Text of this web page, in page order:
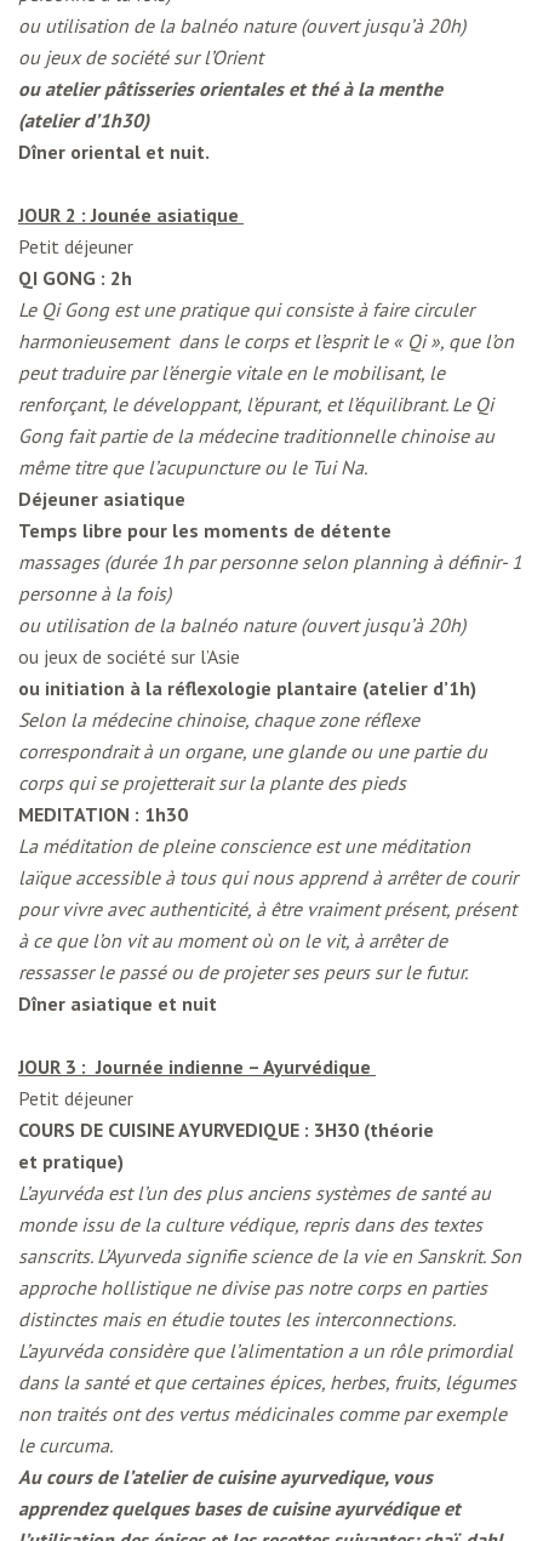
ou utilisation de la balnéo nature (ouvert jusqu’à 20h)
ou jeux de société sur l’Orient
ou atelier pâtisseries orientales et thé à la menthe
(atelier d’1h30)
Dîner oriental et nuit.
JOUR 2 : Jounée asiatique
Petit déjeuner
QI GONG : 2h
Le Qi Gong est une pratique qui consiste à faire circuler
harmonieusement dans le corps et l’esprit le « Qi », que l’on
peut traduire par l’énergie vitale en le mobilisant, le
renforçant, le développant, l’épurant, et l’équilibrant. Le Qi
Gong fait partie de la médecine traditionnelle chinoise au
même titre que l’acupuncture ou le Tui Na.
Déjeuner asiatique
Temps libre pour les moments de détente
massages (durée 1h par personne selon planning à définir- 1
personne à la fois)
ou utilisation de la balnéo nature (ouvert jusqu’à 20h)
ou jeux de société sur l’Asie
ou initiation à la réflexologie plantaire (atelier d’1h)
Selon la médecine chinoise, chaque zone réflexe
correspondrait à un organe, une glande ou une partie du
corps qui se projetterait sur la plante des pieds
MEDITATION : 1h30
La méditation de pleine conscience est une méditation
laïque accessible à tous qui nous apprend à arrêter de courir
pour vivre avec authenticité, à être vraiment présent, présent
à ce que l’on vit au moment où on le vit, à arrêter de
ressasser le passé ou de projeter ses peurs sur le futur.
Dîner asiatique et nuit
JOUR 3 : Journée indienne – Ayurvédique
Petit déjeuner
COURS DE CUISINE AYURVEDIQUE : 3H30 (théorie
et pratique)
L’ayurvéda est l’un des plus anciens systèmes de santé au
monde issu de la culture védique, repris dans des textes
sanscrits. L’Ayurveda signifie science de la vie en Sanskrit. Son
approche hollistique ne divise pas notre corps en parties
distinctes mais en étudie toutes les interconnections.
L’ayurvéda considère que l’alimentation a un rôle primordial
dans la santé et que certaines épices, herbes, fruits, légumes
non traités ont des vertus médicinales comme par exemple
le curcuma.
Au cours de l’atelier de cuisine ayurvedique, vous
apprendez quelques bases de cuisine ayurvédique et